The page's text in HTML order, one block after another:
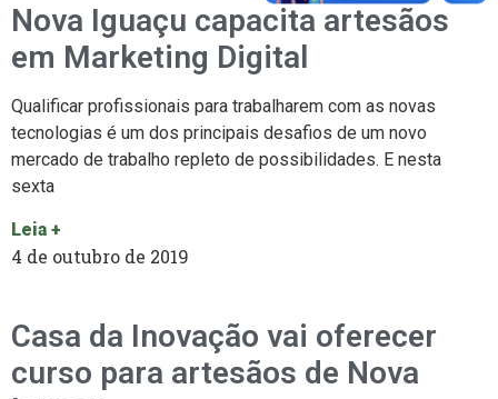
Nova Iguaçu capacita artesãos
em Marketing Digital
Qualificar profissionais para trabalharem com as novas
tecnologias é um dos principais desafios de um novo
mercado de trabalho repleto de possibilidades. E nesta
sexta
Leia +
4 de outubro de 2019
Casa da Inovação vai oferecer
curso para artesãos de Nova